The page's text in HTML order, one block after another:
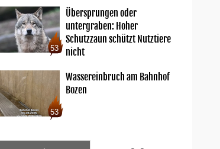
53
Übersprungen oder
untergraben: Hoher
Schutzzaun schützt Nutztiere
nicht
53
Wassereinbruch am Bahnhof
Bozen